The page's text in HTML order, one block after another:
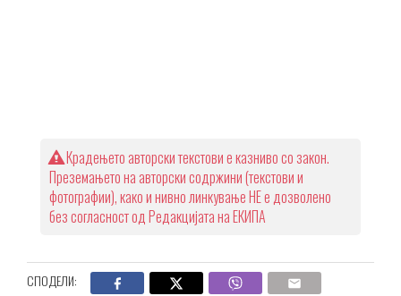
Крадењето авторски текстови е казниво со закон.
Преземањето на авторски содржини (текстови и
фотографии), како и нивно линкување НЕ е дозволено
без согласност од Редакцијата на ЕКИПА
СПОДЕЛИ: